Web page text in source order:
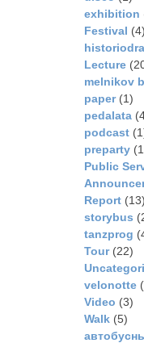
exhibition
Festival
Lecture
melnikov
paper(1)
pedalata
podcast
preparty
Public
Report
storybus
tanzprog
Tour(22)
velonotte
Video (3)
Walk (5)